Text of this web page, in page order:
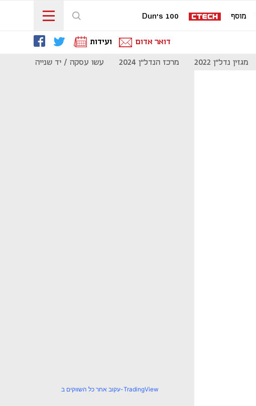
מוסף Dun's 100
דואר אדום ועידות
מגזין נדל"ן 2022 מרכז הנדל"ן 2024 עשו עסקה / יד שנייה
עקוב אחר כל השווקים ב-TradingView